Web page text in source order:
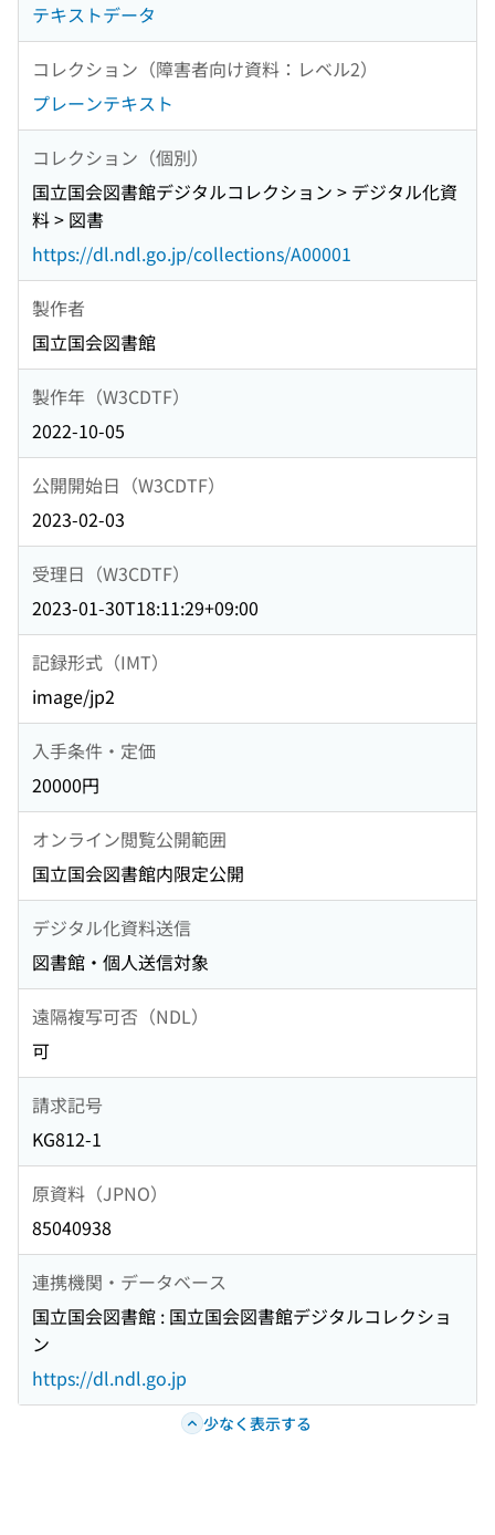
テキストデータ
コレクション（障害者向け資料：レベル2）
プレーンテキスト
コレクション（個別）
国立国会図書館デジタルコレクション > デジタル化資
料 > 図書
https://dl.ndl.go.jp/collections/A00001
製作者
国立国会図書館
製作年（W3CDTF）
2022-10-05
公開開始日（W3CDTF）
2023-02-03
受理日（W3CDTF）
2023-01-30T18:11:29+09:00
記録形式（IMT）
image/jp2
入手条件・定価
20000円
オンライン閲覧公開範囲
国立国会図書館内限定公開
デジタル化資料送信
図書館・個人送信対象
遠隔複写可否（NDL）
可
請求記号
KG812-1
原資料（JPNO）
85040938
連携機関・データベース
国立国会図書館 : 国立国会図書館デジタルコレクショ
ン
https://dl.ndl.go.jp
少なく表示する